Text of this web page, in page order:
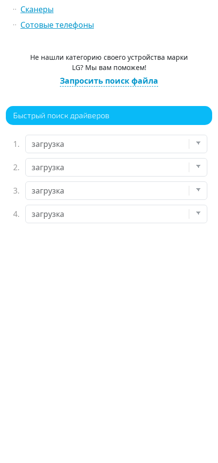
Сканеры
Сотовые телефоны
Не нашли категорию своего устройства марки
LG? Мы вам поможем!
Запросить поиск файла
Быстрый поиск драйверов
1.
2.
3.
4.